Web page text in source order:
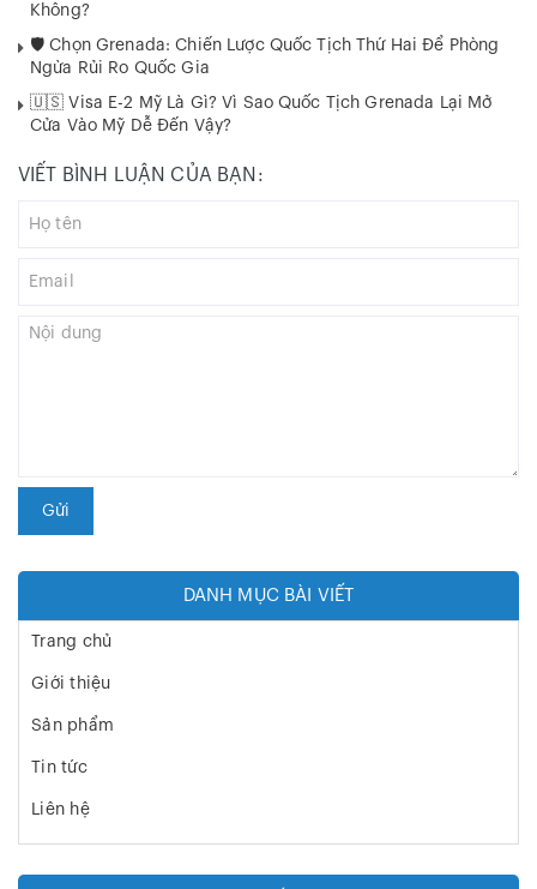
Không?
🛡️ Chọn Grenada: Chiến Lược Quốc Tịch Thứ Hai Để Phòng
Ngừa Rủi Ro Quốc Gia
🇺🇸 Visa E-2 Mỹ Là Gì? Vì Sao Quốc Tịch Grenada Lại Mở
Cửa Vào Mỹ Dễ Đến Vậy?
VIẾT BÌNH LUẬN CỦA BẠN:
Gửi
DANH MỤC BÀI VIẾT
Trang chủ
Giới thiệu
Sản phẩm
Tin tức
Liên hệ